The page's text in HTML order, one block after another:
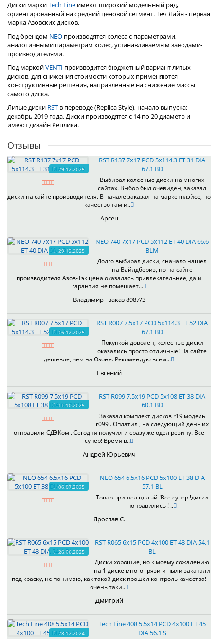
Диски маркиTech Line имеют широкий модельный ряд,
ориентированный на средний ценовой сегмент. Теч Лайн - первая
марка Азовских дисков.
Под брендом NEO производятся колеса с параметрами,
аналогичными параметрам колес, устанавливаемым заводами-
производителями.
Под маркойVENTI производится бюджетный вариант литых
дисков, для снижения стоимости которых применяются
конструктивные решения, направленные на снижение массы
самого диска.
Литые диски RST в переводе (Replica Style), начало выпуска:
декабрь 2019 года. Диски производятся с 14 по 20 диаметр и
имеют дизайн Реплика.
Отзывы
29.12.2025
RST R137 7x17 PCD 5x114.3 ET 31 DIA
67.1 BD
Выбирал колесные диски на многих
сайтах. Выбор был очевиден, заказал
диски на сайте производителя. В начале заказал на маркетплэйсе, но
качество там и..
Арсен
29.12.2025
NEO 740 7x17 PCD 5x112 ET 40 DIA 66.6
BLM
Долго выбирал диски, сначало нашел
на Вайлдбериз, но на сайте
производителя Азов-Тэк цена оказалась привлекательнее, да и
гарантия не помешает...
Владимир - заказ 8987/3
16.12.2025
RST R007 7.5x17 PCD 5x114.3 ET 52 DIA
67.1 BD
Покупкой доволен, колесные диски
оказались просто отличные! На сайте
дешевле, чем на Озоне. Рекомендую всем...
Евгений
11.10.2025
RST R099 7.5x19 PCD 5x108 ET 38 DIA
60.1 BD
Заказал комплект дисков r19 модель
r099 . Оплатил , на следующий день их
отправили СДЭКом . Сегодня получил и сразу же одел резину. Всё
супер! Время в..
Андрей Юрьевич
06.07.2025
NEO 654 6.5x16 PCD 5x100 ET 38 DIA
57.1 BL
Товар пришел целый !Все супер !диски
понравились ! ..
Ярослав С.
26.06.2025
RST R065 6x15 PCD 4x100 ET 48 DIA 54.1
BL
Диски хорошие, но к моему сожалению
на 1 диске много грязи и пыли закатали
под краску, не понимаю, как такой диск прошёл контроль качества!
очень таки..
Дмитрий
28.12.2024
Tech Line 408 5.5x14 PCD 4x100 ET 45
DIA 56.1 S